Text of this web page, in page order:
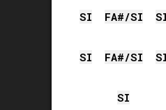
SI FA#/SI
SI FA#/SI
SI